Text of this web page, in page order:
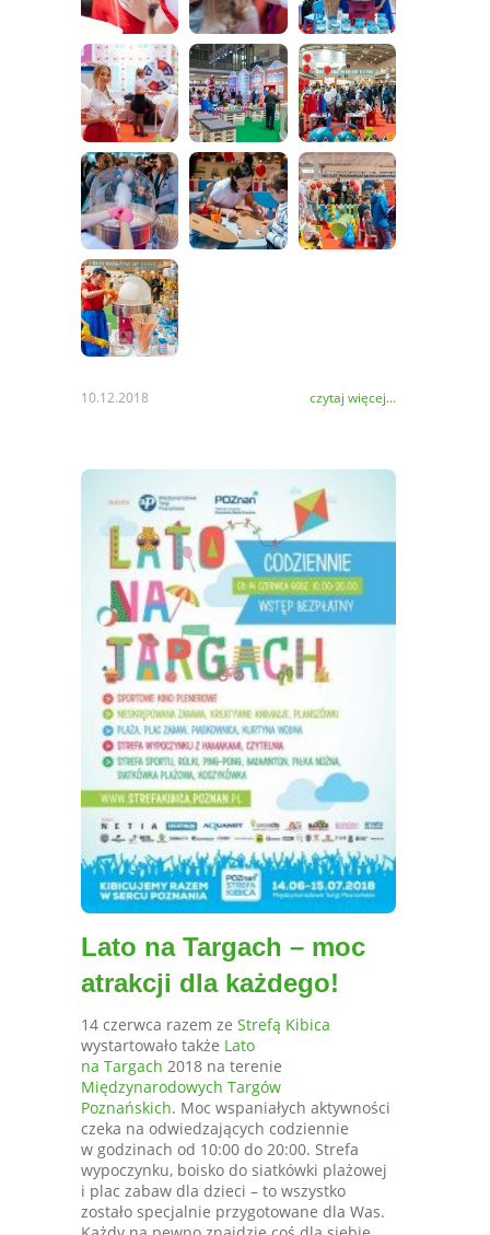
czytaj więcej...
10.12.2018
Lato na Targach – moc
atrakcji dla każdego!
14 czerwca razem ze Strefą Kibica
wystartowało także Lato
na Targach 2018 na terenie
Międzynarodowych Targów
Poznańskich. Moc wspaniałych aktywności
czeka na odwiedzających codziennie
w godzinach od 10:00 do 20:00. Strefa
wypoczynku, boisko do siatkówki plażowej
i plac zabaw dla dzieci – to wszystko
zostało specjalnie przygotowane dla Was.